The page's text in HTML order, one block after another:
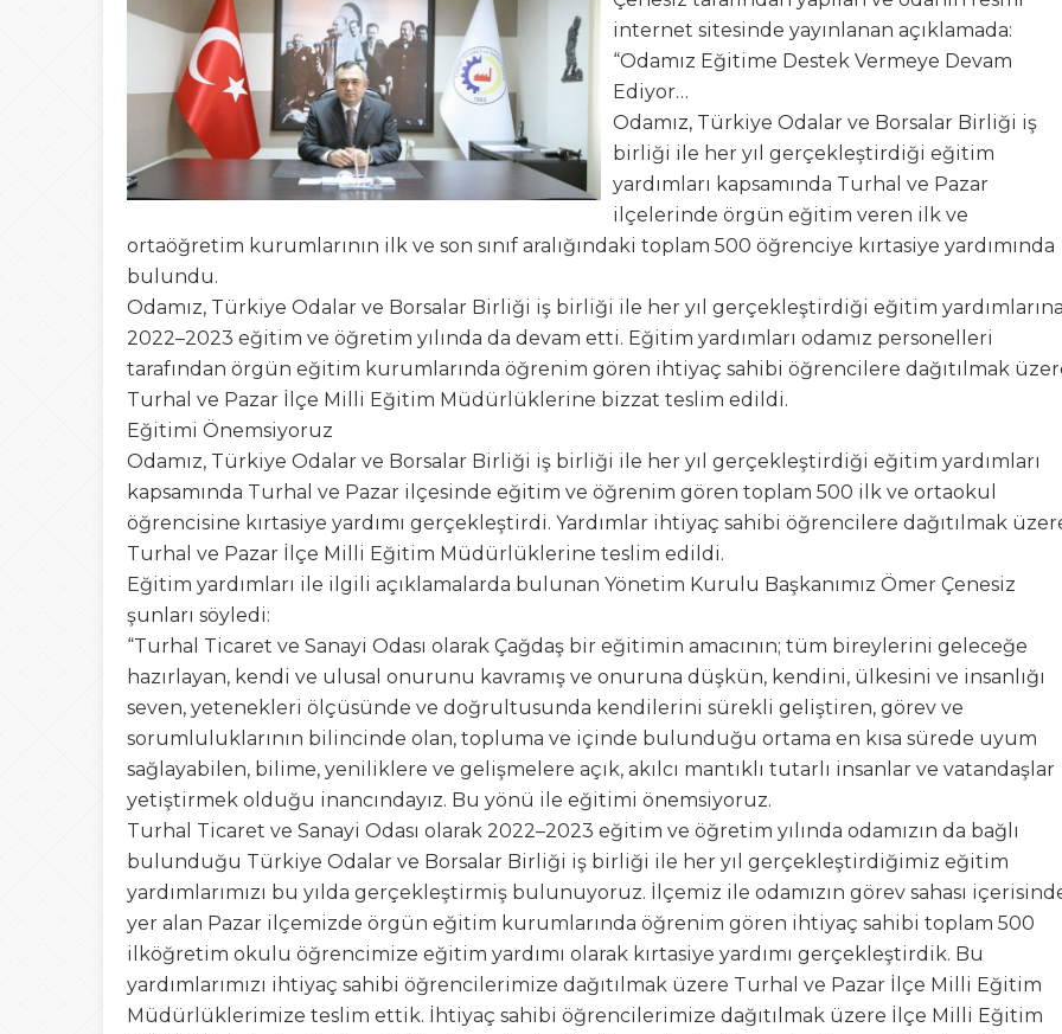
15:28 Ferruh Hoca Erbaaspor’la Yollarını Ayırdı
09:46 BEYEFENDİYE BİR KAÇ SORU
13:56 Bir Kumpasın Şifreleri: Soruyoruz
Tokat Belediyesinden Asfalt Şantiyesi Atağı
internet sitesinde yayınlanan açıklamada:
“Odamız Eğitime Destek Vermeye Devam
Ediyor…
Odamız, Türkiye Odalar ve Borsalar Birliği iş
birliği ile her yıl gerçekleştirdiği eğitim
yardımları kapsamında Turhal ve Pazar
ilçelerinde örgün eğitim veren ilk ve
ortaöğretim kurumlarının ilk ve son sınıf aralığındaki toplam 500 öğrenciye kırtasiye yardımında
bulundu.
Odamız, Türkiye Odalar ve Borsalar Birliği iş birliği ile her yıl gerçekleştirdiği eğitim
2022–2023 eğitim ve öğretim yılında da devam etti. Eğitim yardımları odamız personelleri
tarafından örgün eğitim kurumlarında öğrenim gören ihtiyaç sahibi öğrencilere dağıtılmak
Turhal ve Pazar İlçe Milli Eğitim Müdürlüklerine bizzat teslim edildi.
Eğitimi Önemsiyoruz
Odamız, Türkiye Odalar ve Borsalar Birliği iş birliği ile her yıl gerçekleştirdiği eğitim yardımları
kapsamında Turhal ve Pazar ilçesinde eğitim ve öğrenim gören toplam 500 ilk ve ortaokul
öğrencisine kırtasiye yardımı gerçekleştirdi. Yardımlar ihtiyaç sahibi öğrencilere dağıtılmak
Turhal ve Pazar İlçe Milli Eğitim Müdürlüklerine teslim edildi.
Eğitim yardımları ile ilgili açıklamalarda bulunan Yönetim Kurulu Başkanımız Ömer Çenesiz
şunları söyledi:
“Turhal Ticaret ve Sanayi Odası olarak Çağdaş bir eğitimin amacının; tüm bireylerini geleceğe
hazırlayan, kendi ve ulusal onurunu kavramış ve onuruna düşkün, kendini, ülkesini ve insanlığı
seven, yetenekleri ölçüsünde ve doğrultusunda kendilerini sürekli geliştiren, görev ve
sorumluluklarının bilincinde olan, topluma ve içinde bulunduğu ortama en kısa sürede uyum
sağlayabilen, bilime, yeniliklere ve gelişmelere açık, akılcı mantıklı tutarlı insanlar ve vatandaşlar
yetiştirmek olduğu inancındayız. Bu yönü ile eğitimi önemsiyoruz.
Turhal Ticaret ve Sanayi Odası olarak 2022–2023 eğitim ve öğretim yılında odamızın da bağlı
bulunduğu Türkiye Odalar ve Borsalar Birliği iş birliği ile her yıl gerçekleştirdiğimiz eğitim
yardımlarımızı bu yılda gerçekleştirmiş bulunuyoruz. İlçemiz ile odamızın görev sahası
yer alan Pazar ilçemizde örgün eğitim kurumlarında öğrenim gören ihtiyaç sahibi toplam 500
ilköğretim okulu öğrencimize eğitim yardımı olarak kırtasiye yardımı gerçekleştirdik. Bu
yardımlarımızı ihtiyaç sahibi öğrencilerimize dağıtılmak üzere Turhal ve Pazar İlçe Milli Eğitim
Müdürlüklerimize teslim ettik. İhtiyaç sahibi öğrencilerimize dağıtılmak üzere İlçe Milli Eğitim